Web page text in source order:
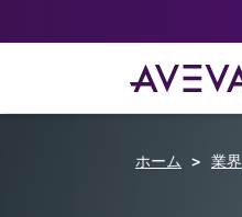
ホーム 業界